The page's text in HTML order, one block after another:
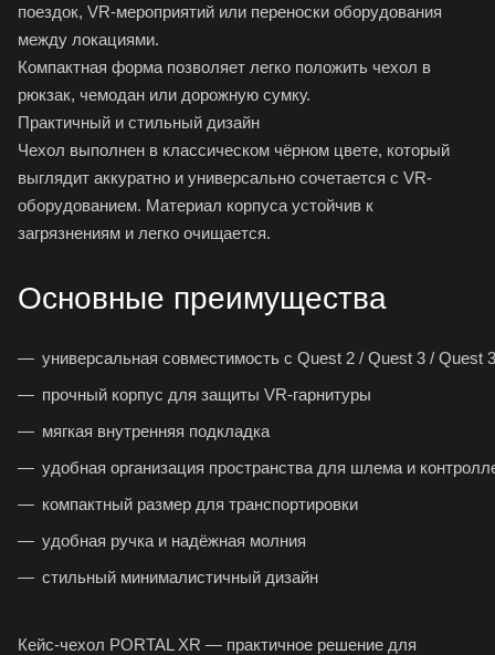
поездок, VR-мероприятий или переноски оборудования
между локациями.
Компактная форма позволяет легко положить чехол в
рюкзак, чемодан или дорожную сумку.
Практичный и стильный дизайн
Чехол выполнен в классическом чёрном цвете, который
выглядит аккуратно и универсально сочетается с VR-
оборудованием. Материал корпуса устойчив к
загрязнениям и легко очищается.
Основные преимущества
универсальная совместимость с Quest 2 / Quest 3 / Quest
прочный корпус для защиты VR-гарнитуры
мягкая внутренняя подкладка
удобная организация пространства для шлема и
компактный размер для транспортировки
удобная ручка и надёжная молния
стильный минималистичный дизайн
Кейс-чехол PORTAL XR — практичное решение для